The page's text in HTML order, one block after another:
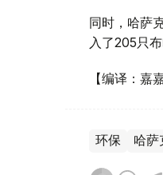
同时，哈萨
入了205只
【编译：嘉
环保 哈萨